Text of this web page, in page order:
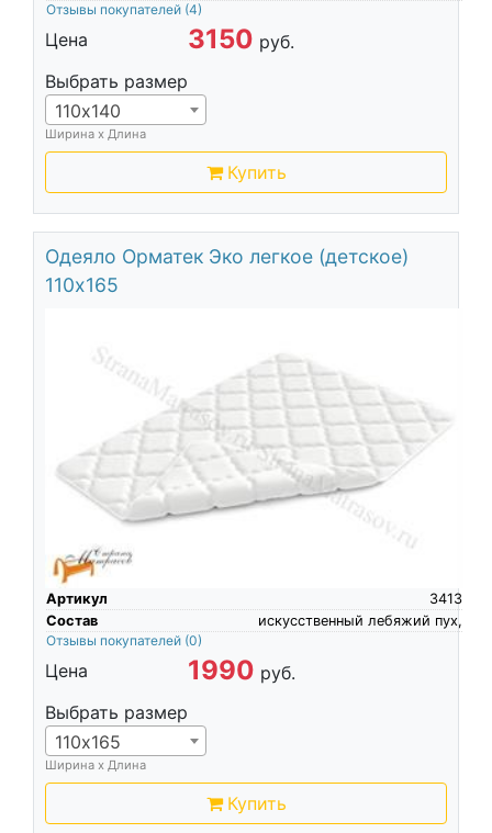
Отзывы покупателей (4)
Цена 3150 руб.
Выбрать размер
110х140
Ширина х Длина
Купить
Одеяло Орматек Эко легкое (детское)
110х165
Артикул
3413
Состав
искусственный лебяжий пух,
Отзывы покупателей (0)
Цена 1990 руб.
Выбрать размер
110х165
Ширина х Длина
Купить